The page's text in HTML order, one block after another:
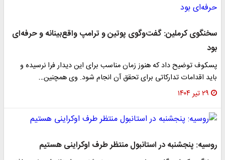
سخنگوی کرملین: گفت‌وگوی پوتین و ترامپ واقع‌بینانه و حرفه‌ای
بود
پسکوف توضیح داد که هنوز زمان مناسب برای این دیدار فرا نرسیده و
باید اقدامات تدارکاتی برای تحقق آن انجام شود. وی همچنین…
۲۹ تیر ۱۴۰۴
روسیه: پنجشنبه در استانبول منتظر طرف اوکراینی هستیم